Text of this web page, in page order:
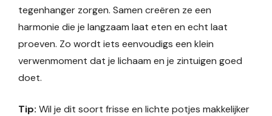
tegenhanger zorgen. Samen creëren ze een
harmonie die je langzaam laat eten en echt laat
proeven. Zo wordt iets eenvoudigs een klein
verwenmoment dat je lichaam en je zintuigen goed
doet.
Tip: Wil je dit soort frisse en lichte potjes makkelijker